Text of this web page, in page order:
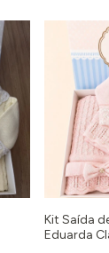
Kit Saída
Eduarda